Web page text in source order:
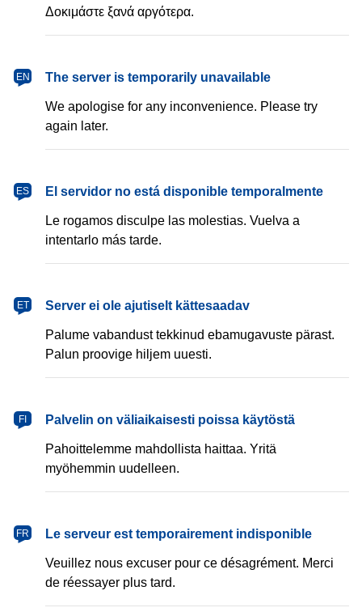
Δοκιμάστε ξανά αργότερα.
EN The server is temporarily unavailable
We apologise for any inconvenience. Please try
again later.
ES El servidor no está disponible temporalmente
Le rogamos disculpe las molestias. Vuelva a
intentarlo más tarde.
ET Server ei ole ajutiselt kättesaadav
Palume vabandust tekkinud ebamugavuste pärast.
Palun proovige hiljem uuesti.
FI Palvelin on väliaikaisesti poissa käytöstä
Pahoittelemme mahdollista haittaa. Yritä
myöhemmin uudelleen.
FR Le serveur est temporairement indisponible
Veuillez nous excuser pour ce désagrément. Merci
de réessayer plus tard.